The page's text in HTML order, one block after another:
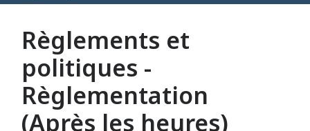
Règlements et
politiques -
Règlementation
(Après les heures)